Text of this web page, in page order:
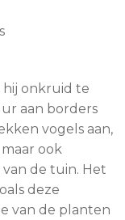
hij onkruid te
aan borders
vogels aan,
ook
de tuin. Het
deze
van de planten